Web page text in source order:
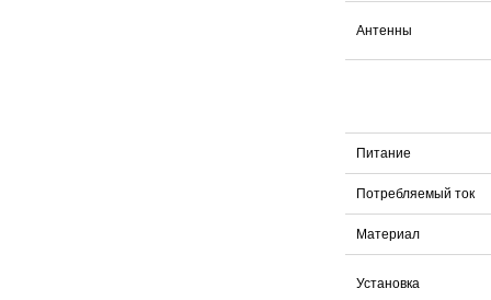
Антенны
Питание
Потребляемый ток
Материал
Установка